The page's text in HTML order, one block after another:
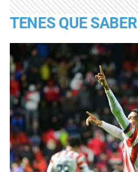
TENES QUE SABER